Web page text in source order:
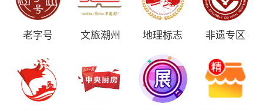
老字号 文旅潮州 地理标志 非遗专区